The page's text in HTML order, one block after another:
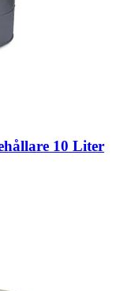
10 Liter